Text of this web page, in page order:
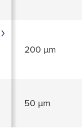
200 µm
50 µm